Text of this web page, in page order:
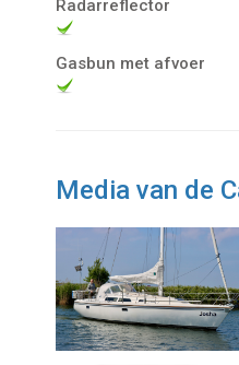
Radarreflector
Gasbun met afvoer
Media van de